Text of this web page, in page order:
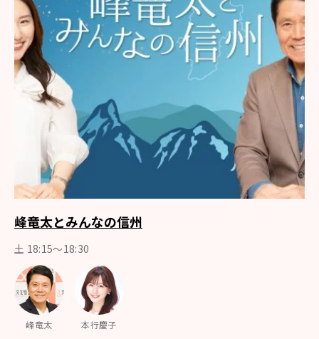
峰竜太とみんなの信州
土 18:15〜18:30
峰竜太 本行慶子